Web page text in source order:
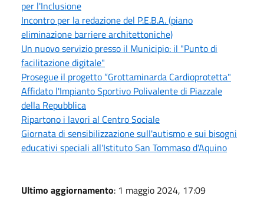
per l'Inclusione
Incontro per la redazione del P.E.B.A. (piano
eliminazione barriere architettoniche)
Un nuovo servizio presso il Municipio: il "Punto di
facilitazione digitale"
Prosegue il progetto “Grottaminarda Cardioprotetta"
Affidato l'Impianto Sportivo Polivalente di Piazzale
della Repubblica
Ripartono i lavori al Centro Sociale
Giornata di sensibilizzazione sull'autismo e sui bisogni
educativi speciali all'Istituto San Tommaso d'Aquino
Ultimo aggiornamento: 1 maggio 2024, 17:09